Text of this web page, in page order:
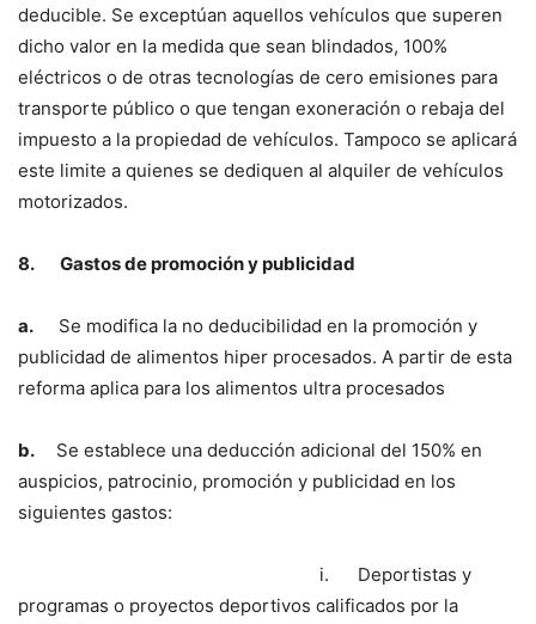
deducible. Se exceptúan aquellos vehículos que superen
dicho valor en la medida que sean blindados, 100%
eléctricos o de otras tecnologías de cero emisiones para
transporte público o que tengan exoneración o rebaja del
impuesto a la propiedad de vehículos. Tampoco se aplicará
este limite a quienes se dediquen al alquiler de vehículos
motorizados.
8. Gastos de promoción y publicidad
a. Se modifica la no deducibilidad en la promoción y
publicidad de alimentos hiper procesados. A partir de esta
reforma aplica para los alimentos ultra procesados
b. Se establece una deducción adicional del 150% en
auspicios, patrocinio, promoción y publicidad en los
siguientes gastos:
i. Deportistas y
programas o proyectos deportivos calificados por la